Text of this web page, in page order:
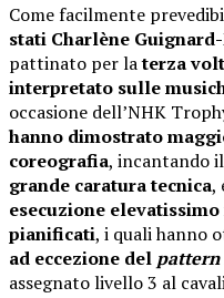
Come facilmente
stati Charlène
pattinato per laterza
interpretato sulle
occasione dell’NHK
hanno dimostrato
coreografia, incantando
grande caratura tecnica,
esecuzione
pianificati, i quali hanno
ad eccezione del pattern
assegnato livello 3 al